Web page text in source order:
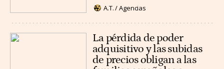
A.T. / Agencias
La pérdida de poder
adquisitivo y las subidas
de precios obligan a las